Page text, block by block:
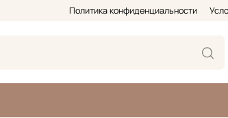
Политика конфиденциальности